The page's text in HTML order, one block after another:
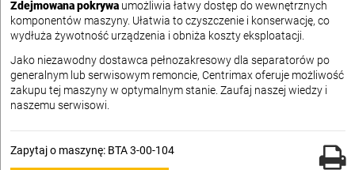
Zdejmowana pokrywa umożliwia łatwy dostęp do wewnętrznych
komponentów maszyny. Ułatwia to czyszczenie i konserwację, co
wydłuża żywotność urządzenia i obniża koszty eksploatacji.
Jako niezawodny dostawca pełnozakresowy dla separatorów po
generalnym lub serwisowym remoncie, Centrimax oferuje możliwość
zakupu tej maszyny w optymalnym stanie. Zaufaj naszej wiedzy i
naszemu serwisowi.
Zapytaj o maszynę: BTA 3-00-104